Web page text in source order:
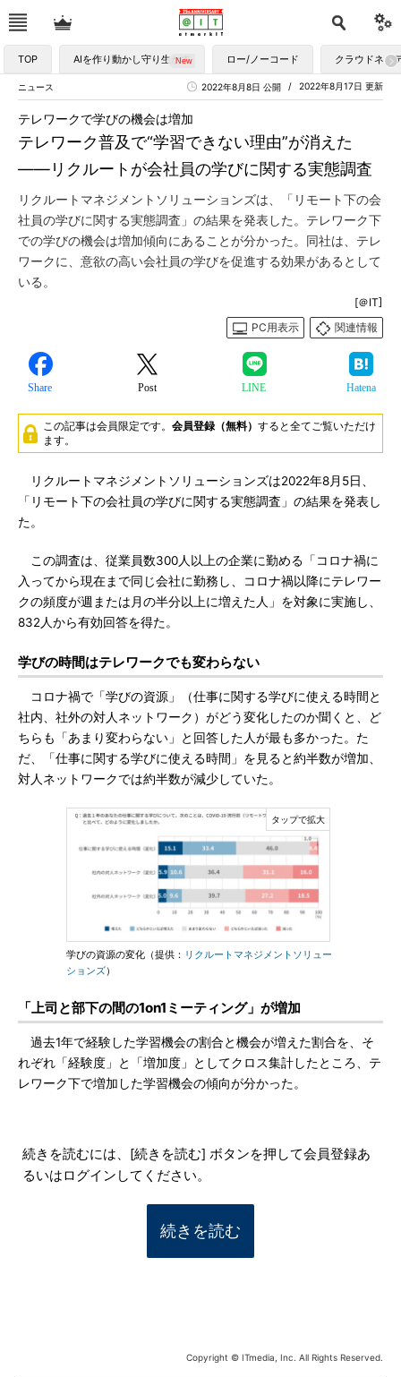
TOP AIを作り動かし守り生かす ロー/ノーコード クラウドネイ
ニュース 2022年8月17日 更新
2022年8月8日 公開
テレワーク普及で“学習できない理由”が消えた
――リクルートが会社員の学びに関する実態調査
テレワークで学びの機会は増加
リクルートマネジメントソリューションズは、「リモート下の会
社員の学びに関する実態調査」の結果を発表した。テレワーク下
での学びの機会は増加傾向にあることが分かった。同社は、テレ
ワークに、意欲の高い会社員の学びを促進する効果があるとして
いる。
[＠IT]
PC用表示
関連情報
Share Post LINE Hatena
この記事は会員限定です。 会員登録（無料） すると全てご覧いただけ
ます。
リクルートマネジメントソリューションズは2022年8月5日、
「リモート下の会社員の学びに関する実態調査」の結果を発表し
た。
この調査は、従業員数300人以上の企業に勤める「コロナ禍に
入ってから現在まで同じ会社に勤務し、コロナ禍以降にテレワー
クの頻度が週または月の半分以上に増えた人」を対象に実施し、
832人から有効回答を得た。
学びの時間はテレワークでも変わらない
コロナ禍で「学びの資源」（仕事に関する学びに使える時間と
社内、社外の対人ネットワーク）がどう変化したのか聞くと、ど
ちらも「あまり変わらない」と回答した人が最も多かった。た
だ、「仕事に関する学びに使える時間」を見ると約半数が増加、
対人ネットワークでは約半数が減少していた。
学びの資源の変化（提供： リクルートマネジメントソリュー
ションズ）
「上司と部下の間の1on1ミーティング」が増加
過去1年で経験した学習機会の割合と機会が増えた割合を、そ
れぞれ「経験度」と「増加度」としてクロス集計したところ、テ
レワーク下で増加した学習機会の傾向が分かった。
続きを読むには、[続きを読む] ボタンを押して会員登録あ
るいはログインしてください。
続きを読む
Copyright © ITmedia, Inc. All Rights Reserved.